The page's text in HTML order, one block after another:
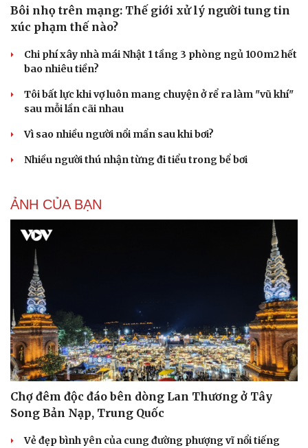
Bôi nhọ trên mạng: Thế giới xử lý người tung tin
xúc phạm thế nào?
Chi phí xây nhà mái Nhật 1 tầng 3 phòng ngủ 100m2 hết
bao nhiêu tiền?
Tôi bất lực khi vợ luôn mang chuyện ở rể ra làm "vũ khí"
sau mỗi lần cãi nhau
Vì sao nhiều người nổi mẩn sau khi bơi?
Nhiều người thú nhận từng đi tiểu trong bể bơi
ẢNH CỦA BẠN
Chợ đêm độc đáo bên dòng Lan Thương ở Tây
Song Bản Nạp, Trung Quốc
Vẻ đẹp bình yên của cung đường phượng vĩ nổi tiếng